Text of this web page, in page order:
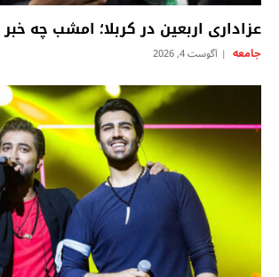
عزاداری اربعین در کربلا؛ امشب چه
جامعه آگوست 4, 2026